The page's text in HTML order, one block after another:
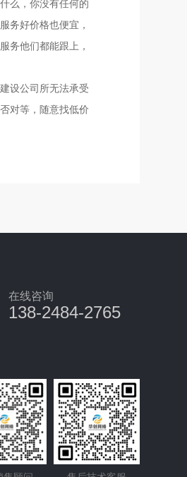
么，你没有任何的
务好价格也便宜，
务他们都能跟上，
设公司所无法承受
对等，随意找低价
在线咨询
138-2484-2765